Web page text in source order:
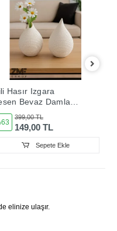
Hasır Izgara
Beyaz Damla
Set
399,00 TL
149,00 TL
Sepete Ekle
elinize ulaşır.